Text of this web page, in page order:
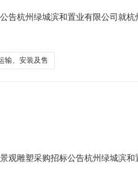
杭州绿城滨和置业有限公司就
4、招标形式：限额内设计方案
输、安装及售
雕塑采购招标公告杭州绿城滨
安装及售后服务工作4、招标形